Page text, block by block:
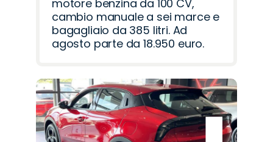
motore benzina da 100 CV,
cambio manuale a sei marce e
bagagliaio da 385 litri. Ad
agosto parte da 18.950 euro.